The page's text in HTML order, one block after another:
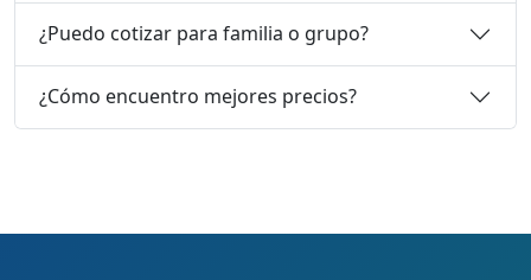
¿Puedo cotizar para familia o grupo?
¿Cómo encuentro mejores precios?